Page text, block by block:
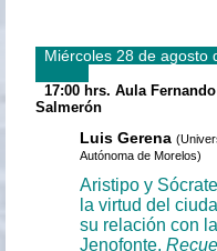
Miércoles 28 de agosto
17:00 hrs. Aula Fernando
Salmerón
Luis Gerena
Autónoma de Morelos)
Aristipo y
la virtud del
su relación con
Jenofonte,